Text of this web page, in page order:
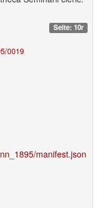
Seite: 10r
0019
manifest.json